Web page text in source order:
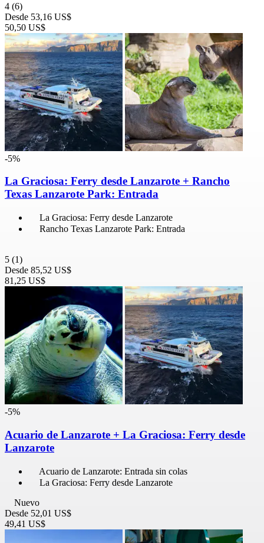
4 (6)
Desde 53,16 US$
50,50 US$
-5%
La Graciosa: Ferry desde Lanzarote + Rancho
Texas Lanzarote Park: Entrada
La Graciosa: Ferry desde Lanzarote
Rancho Texas Lanzarote Park: Entrada
5 (1)
Desde 85,52 US$
81,25 US$
-5%
Acuario de Lanzarote + La Graciosa: Ferry desde
Lanzarote
Acuario de Lanzarote: Entrada sin colas
La Graciosa: Ferry desde Lanzarote
Nuevo
Desde 52,01 US$
49,41 US$